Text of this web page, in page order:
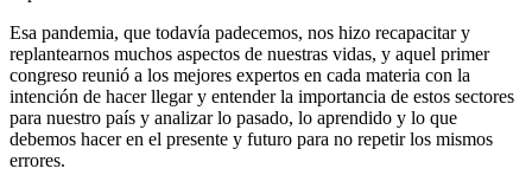
Esa pandemia, que todavía padecemos, nos hizo recapacitar y
replantearnos muchos aspectos de nuestras vidas, y aquel primer
congreso reunió a los mejores expertos en cada materia con la
intención de hacer llegar y entender la importancia de estos sectores
para nuestro país y analizar lo pasado, lo aprendido y lo que
debemos hacer en el presente y futuro para no repetir los mismos
errores.